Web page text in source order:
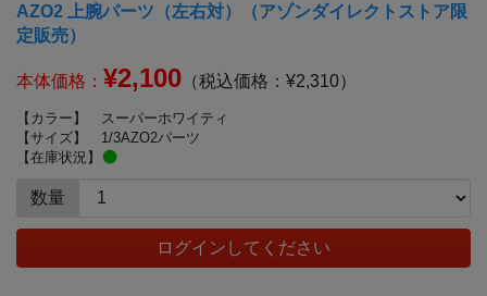
AZO2 上腕パーツ（左右対）（アゾンダイレクトストア限
定販売）
本体価格： ¥2,100 （税込価格：¥2,310）
【カラー】
スーパーホワイティ
【サイズ】
1/3AZO2パーツ
【在庫状況】
数量
ログインしてください